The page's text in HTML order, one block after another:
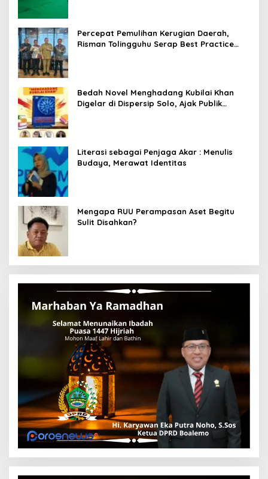
Percepat Pemulihan Kerugian Daerah,
Risman Tolingguhu Serap Best Practice
Bedah Novel Menghadang Kubilai Khan
Digelar di Dispersip Solo, Ajak Publik
Literasi sebagai Penjaga Akar : Menulis
Budaya, Merawat Identitas
Mengapa RUU Perampasan Aset Begitu
Sulit Disahkan?